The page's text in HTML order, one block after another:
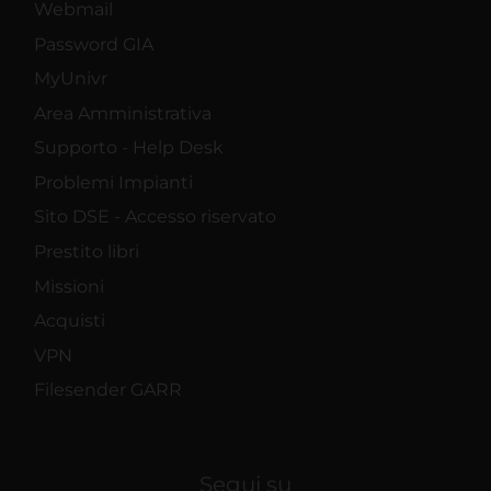
Webmail
Password GIA
MyUnivr
Area Amministrativa
Supporto - Help Desk
Problemi Impianti
Sito DSE - Accesso riservato
Prestito libri
Missioni
Acquisti
VPN
Filesender GARR
Segui su